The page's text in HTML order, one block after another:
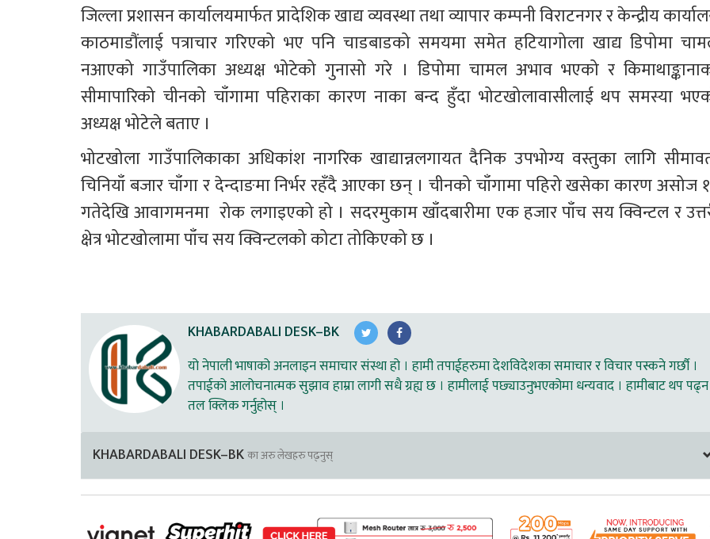
जिल्ला प्रशासन कार्यालयमार्फत प्रादेशिक खाद्य व्यवस्था तथा व्यापार कम्पनी विराटनगर र केन्द्रीय
काठमाडौंलाई पत्राचार गरिएको भए पनि चाडबाडको समयमा समेत हटियागोला खाद्य डिपोमा
नआएको गाउँपालिका अध्यक्ष भोटेको गुनासो गरे । डिपोमा चामल अभाव भएको र
सीमापारिको चीनको चाँगामा पहिराका कारण नाका बन्द हुँदा भोटखोलावासीलाई थप समस्या
अध्यक्ष भोटेले बताए ।
भोटखोला गाउँपालिकाका अधिकांश नागरिक खाद्यान्नलगायत दैनिक उपभोग्य वस्तुका लागि
चिनियाँ बजार चाँगा र देन्दाङमा निर्भर रहँदै आएका छन् । चीनको चाँगामा पहिरो खसेका कारण असोज
गतेदेखि आवागमनमा  रोक लगाइएको हो । सदरमुकाम खाँदबारीमा एक हजार पाँच सय क्विन्टल र
क्षेत्र भोटखोलामा पाँच सय क्विन्टलको कोटा तोकिएको छ ।
KHABARDABALI DESK–BK
यो नेपाली भाषाको अनलाइन समाचार संस्था हो । हामी तपाईहरुमा देशविदेशका समाचार र विचार पस्कने गर्छौ ।
तपाईको आलोचनात्मक सुझाव हाम्रा लागी सधै ग्रह्य छ । हामीलाई पछ्याउनुभएकोमा धन्यवाद । हामीबाट थप पढ्न
तल क्लिक गर्नुहोस् ।
KHABARDABALI DESK–BKका अरु लेखहरु पढ्नुस्